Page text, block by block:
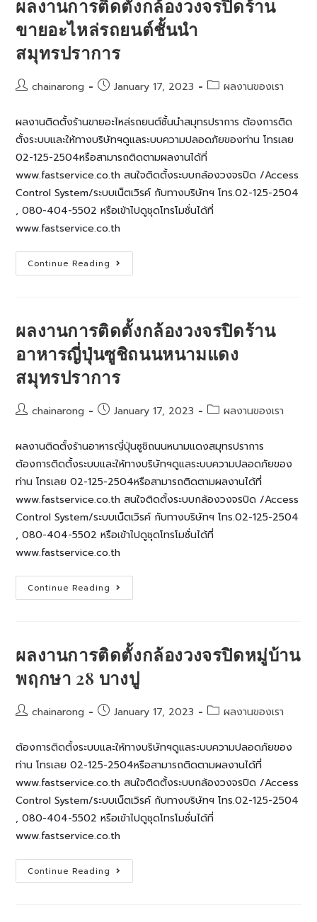
เก็บ
ถนน
เทพารักษ์
ผลงานการติดตั้งกล้องวงจรปิดร้าน
ขายอะไหล่รถยนต์ชั้นนำ
สมุทรปราการ
Postchainarong
PostJanuary 17, 2023
Postผลงานของเรา
ผลงานติดตั้งร้านขายอะไหล่รถยนต์ชั้นนำสมุทรปราการ ต้องการติด
ตั้งระบบและให้ทางบริษัทฯดูแลระบบความปลอดภัยของท่าน โทรเลย
02-125-2504หรือสามารถติดตามผลงานได้ที่
www.fastservice.co.th สนใจติดตั้งระบบกล้องวงจรปิด /Access
Control System/ระบบเน็ตเวิรค์ กับทางบริษัทฯ โทร.02-125-2504
, 080-404-5502 หรือเข้าไปดูชุดโทรโมชั่นได้ที่
www.fastservice.co.th
Continue Reading ผล
งานการ
ร้าน
ขาย
อะไหล่
รถยนต์
ชั้น
นำ
สมุทรปราการ
ผลงานการติดตั้งกล้องวงจรปิดร้าน
อาหารญี่ปุ่นซูชิถนนหนามแดง
สมุทรปราการ
Postchainarong
PostJanuary 17, 2023
Postผลงานของเรา
ผลงานติดตั้งร้านอาหารญี่ปุ่นซูชิถนนหนามแดงสมุทรปราการ
ต้องการติดตั้งระบบและให้ทางบริษัทฯดูแลระบบความปลอดภัยของ
ท่าน โทรเลย 02-125-2504หรือสามารถติดตามผลงานได้ที่
www.fastservice.co.th สนใจติดตั้งระบบกล้องวงจรปิด /Access
Control System/ระบบเน็ตเวิรค์ กับทางบริษัทฯ โทร.02-125-2504
, 080-404-5502 หรือเข้าไปดูชุดโทรโมชั่นได้ที่
www.fastservice.co.th
Continue Reading ผล
งานการ
ร้าน
อาหาร
ซูชิ
ถนน
แดง
สมุทรปราการ
ผลงานการติดตั้งกล้องวงจรปิดหมู่บ้าน
พฤกษา 28 บางปู
Postchainarong
PostJanuary 17, 2023
Postผลงานของเรา
ต้องการติดตั้งระบบและให้ทางบริษัทฯดูแลระบบความปลอดภัยของ
ท่าน โทรเลย 02-125-2504หรือสามารถติดตามผลงานได้ที่
www.fastservice.co.th สนใจติดตั้งระบบกล้องวงจรปิด /Access
Control System/ระบบเน็ตเวิรค์ กับทางบริษัทฯ โทร.02-125-2504
, 080-404-5502 หรือเข้าไปดูชุดโทรโมชั่นได้ที่
www.fastservice.co.th
Continue Reading ผล
งานการ